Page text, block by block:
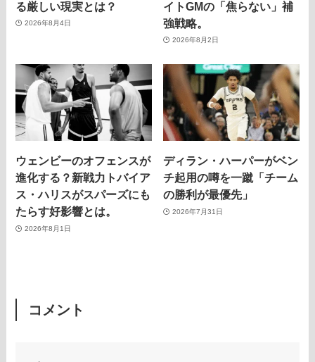
る厳しい現実とは？
2026年8月4日
イトGMの「焦らない」補
強戦略。
2026年8月2日
ウェンビーのオフェンスが
進化する？新戦力トバイア
ス・ハリスがスパーズにも
たらす好影響とは。
2026年8月1日
ディラン・ハーパーがベン
チ起用の噂を一蹴「チーム
の勝利が最優先」
2026年7月31日
コメント